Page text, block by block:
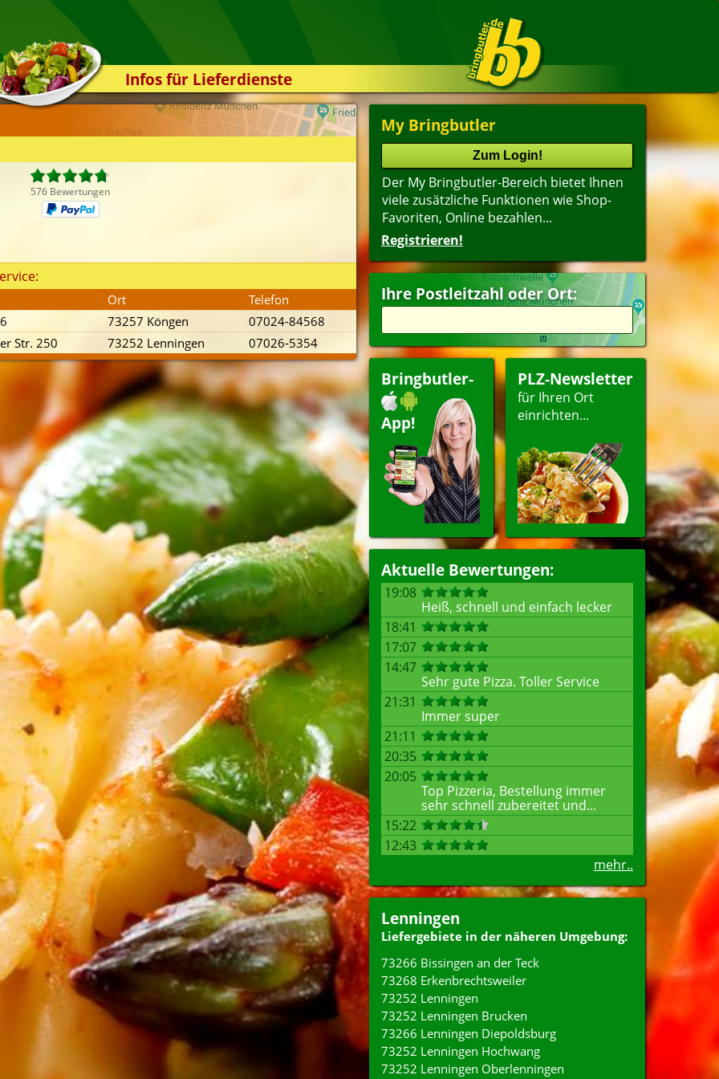
Infos für Lieferdienste
Kassensystem
Zuverlässigkeit
Styles
Kontakt
My Bringbutler
Der My Bringbutler-Bereich bietet Ihnen
viele zusätzliche Funktionen wie Shop-
Favoriten, Online bezahlen...
Registrieren!
Ihre Postleitzahl oder Ort:
Bringbutler-
App!
PLZ-Newsletter
für Ihren Ort
einrichten...
Aktuelle Bewertungen:
19:08
Heiß, schnell und einfach lecker
18:41
17:07
14:47
Sehr gute Pizza. Toller Service
21:31
Immer super
21:11
20:35
20:05
Top Pizzeria, Bestellung immer
sehr schnell zubereitet und...
15:22
12:43
mehr..
Lenningen
Liefergebiete in der näheren Umgebung:
73266 Bissingen an der Teck
73268 Erkenbrechtsweiler
73252 Lenningen
73252 Lenningen Brucken
73266 Lenningen Diepoldsburg
73252 Lenningen Hochwang
73252 Lenningen Oberlenningen
576 Bewertungen
Ort
Telefon
73257 Köngen
07024-84568
Str. 250 73252 Lenningen 07026-5354